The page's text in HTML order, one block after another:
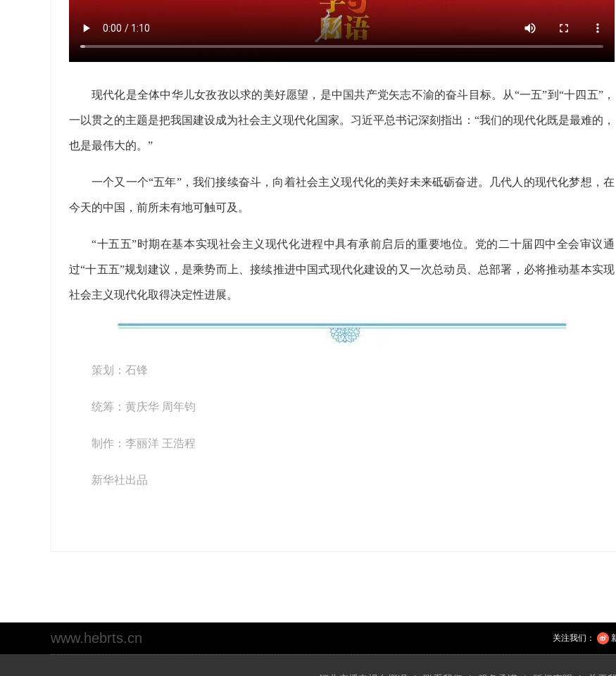
现代化是全体中华儿女孜孜以求的美好愿望，是中国共产党矢志不渝的奋斗目标。从“一五”到“十四五”，
一以贯之的主题是把我国建设成为社会主义现代化国家。习近平总书记深刻指出：“我们的现代化既是最难的，
也是最伟大的。”
一个又一个“五年”，我们接续奋斗，向着社会主义现代化的美好未来砥砺奋进。几代人的现代化梦想，在
今天的中国，前所未有地可触可及。
“十五五”时期在基本实现社会主义现代化进程中具有承前启后的重要地位。党的二十届四中全会审议通
过“十五五”规划建议，是乘势而上、接续推进中国式现代化建设的又一次总动员、总部署，必将推动基本实现
社会主义现代化取得决定性进展。
策划：石锋
统筹：黄庆华 周年钧
制作：李丽洋 王浩程
新华社出品
关注我们：
www.hebrts.cn